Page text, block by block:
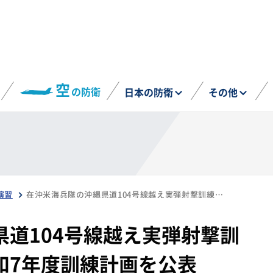
空の防衛 日本の防衛 その他
習 在沖米海兵隊の沖縄県道104号線越え実弾射撃訓練の分散・実施 令和7年度訓練計画を公表
道104号線越え実弾射撃訓
年度訓練計画を公表